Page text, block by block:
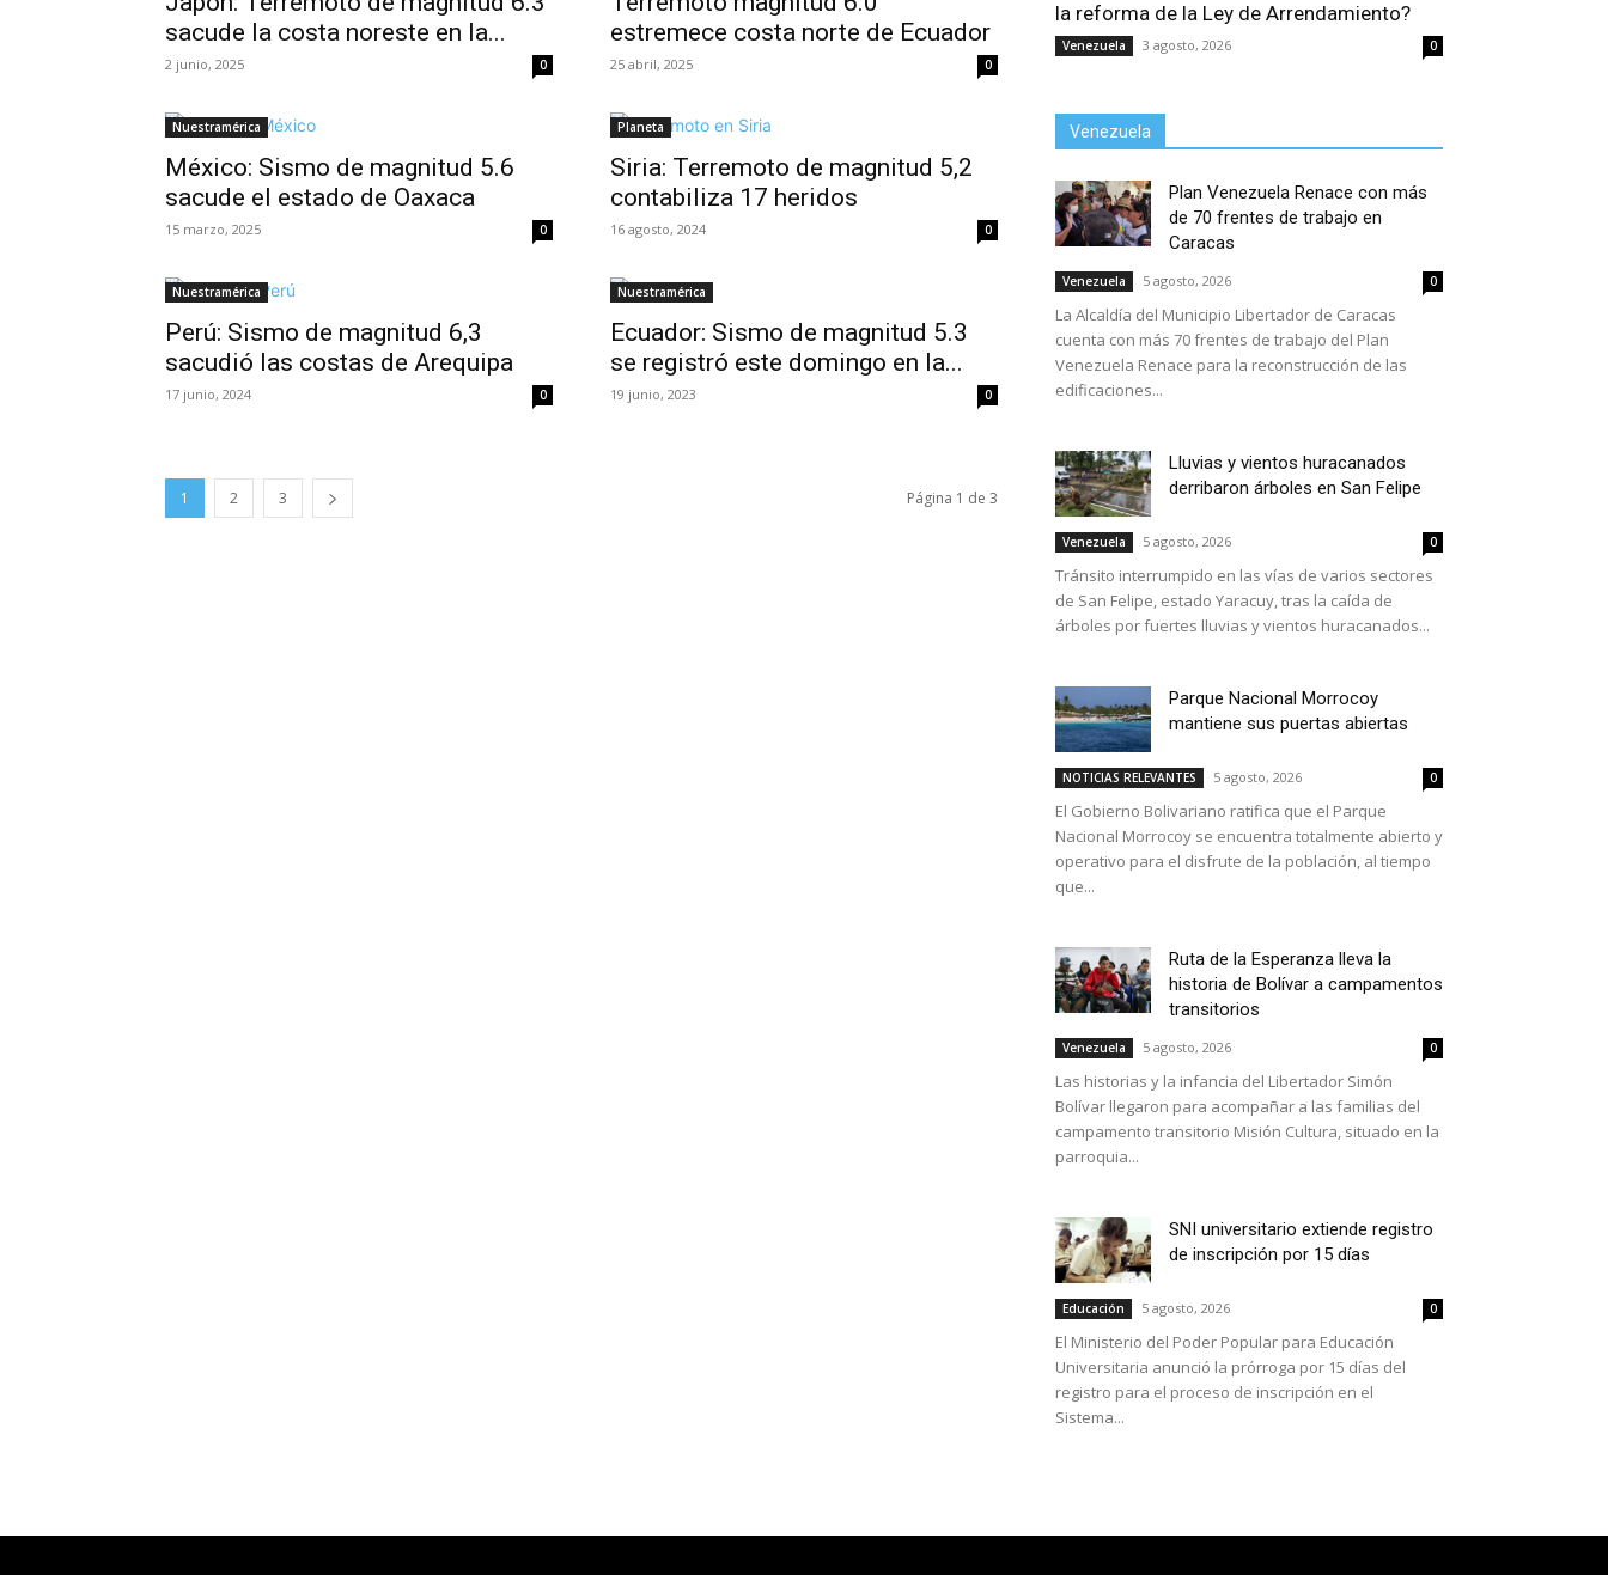
sacude la costa noreste en la...
2 junio, 2025 0
estremece costa norte de Ecuador
25 abril, 2025 0
Nuestramérica
México: Sismo de magnitud 5.6
sacude el estado de Oaxaca
15 marzo, 2025 0
Planeta
Siria: Terremoto de magnitud 5,2
contabiliza 17 heridos
16 agosto, 2024 0
Nuestramérica
Perú: Sismo de magnitud 6,3
sacudió las costas de Arequipa
17 junio, 2024 0
Nuestramérica
Ecuador: Sismo de magnitud 5.3
se registró este domingo en la...
19 junio, 2023 0
1 2 3 Página 1 de 3
la reforma de la Ley de Arrendamiento?
Venezuela 3 agosto, 2026 0
Venezuela
Plan Venezuela Renace con más
de 70 frentes de trabajo en
Caracas
Venezuela 5 agosto, 2026 0
La Alcaldía del Municipio Libertador de Caracas
cuenta con más 70 frentes de trabajo del Plan
Venezuela Renace para la reconstrucción de las
edificaciones...
Lluvias y vientos huracanados
derribaron árboles en San Felipe
Venezuela 5 agosto, 2026 0
Tránsito interrumpido en las vías de varios sectores
de San Felipe, estado Yaracuy, tras la caída de
árboles por fuertes lluvias y vientos huracanados...
Parque Nacional Morrocoy
mantiene sus puertas abiertas
NOTICIAS RELEVANTES 5 agosto, 2026 0
El Gobierno Bolivariano ratifica que el Parque
Nacional Morrocoy se encuentra totalmente abierto y
operativo para el disfrute de la población, al tiempo
que...
Ruta de la Esperanza lleva la
historia de Bolívar a campamentos
transitorios
Venezuela 5 agosto, 2026 0
Las historias y la infancia del Libertador Simón
Bolívar llegaron para acompañar a las familias del
campamento transitorio Misión Cultura, situado en la
parroquia...
SNI universitario extiende registro
de inscripción por 15 días
Educación 5 agosto, 2026 0
El Ministerio del Poder Popular para Educación
Universitaria anunció la prórroga por 15 días del
registro para el proceso de inscripción en el
Sistema...